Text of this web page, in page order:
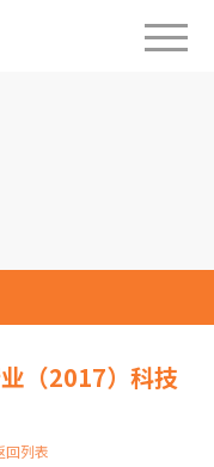
（2017）科技
回列表